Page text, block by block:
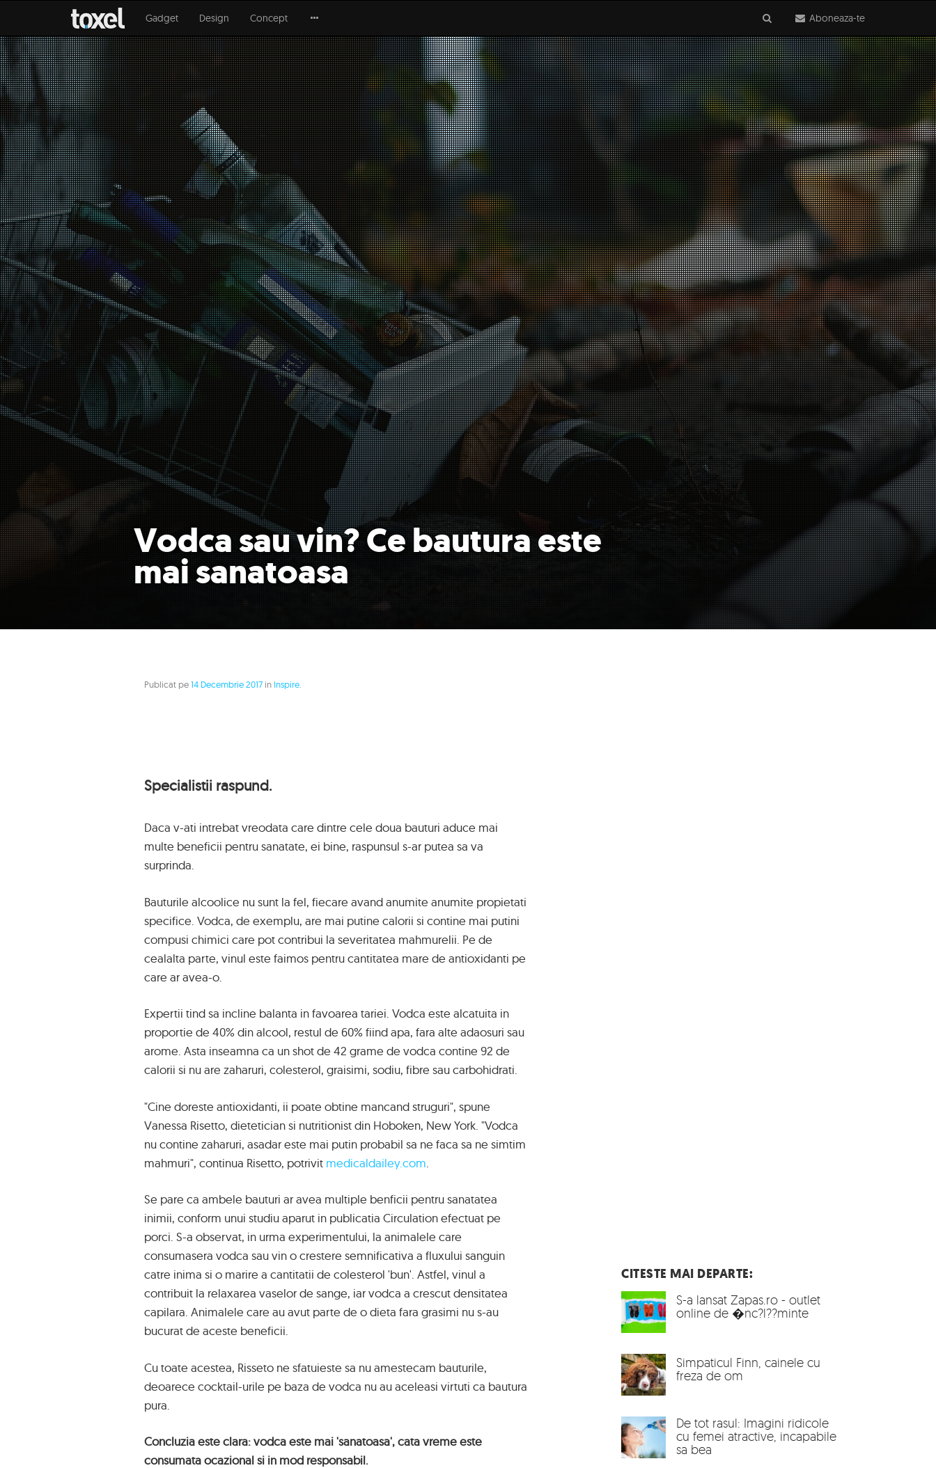
Aboneaza-te
Gadget Design Concept
Vodca sau vin? Ce bautura este
mai sanatoasa
Publicat pe14 Decembrie 2017 in Inspire
Specialistii raspund.
Daca v-ati intrebat vreodata care dintre cele doua bauturi aduce mai
multe beneficii pentru sanatate, ei bine, raspunsul s-ar putea sa va
surprinda.
Bauturile alcoolice nu sunt la fel, fiecare avand anumite anumite propietati
specifice. Vodca, de exemplu, are mai putine calorii si contine mai putini
compusi chimici care pot contribui la severitatea mahmurelii. Pe de
cealalta parte, vinul este faimos pentru cantitatea mare de antioxidanti pe
care ar avea-o.
Expertii tind sa incline balanta in favoarea tariei. Vodca este alcatuita in
proportie de 40% din alcool, restul de 60% fiind apa, fara alte adaosuri sau
arome. Asta inseamna ca un shot de 42 grame de vodca contine 92 de
calorii si nu are zaharuri, colesterol, graisimi, sodiu, fibre sau carbohidrati.
"Cine doreste antioxidanti, ii poate obtine mancand struguri", spune
Vanessa Risetto, dietetician si nutritionist din Hoboken, New York. "Vodca
nu contine zaharuri, asadar este mai putin probabil sa ne faca sa ne simtim
mahmuri", continua Risetto, potrivit medicaldailey.com
Se pare ca ambele bauturi ar avea multiple benficii pentru sanatatea
inimii, conform unui studiu aparut in publicatia Circulation efectuat pe
porci. S-a observat, in urma experimentului, la animalele care
consumasera vodca sau vin o crestere semnificativa a fluxului sanguin
catre inima si o marire a cantitatii de colesterol 'bun'. Astfel, vinul a
contribuit la relaxarea vaselor de sange, iar vodca a crescut densitatea
capilara. Animalele care au avut parte de o dieta fara grasimi nu s-au
bucurat de aceste beneficii.
Cu toate acestea, Risseto ne sfatuieste sa nu amestecam bauturile,
deoarece cocktail-urile pe baza de vodca nu au aceleasi virtuti ca bautura
pura.
Concluzia este clara: vodca este mai 'sanatoasa', cata vreme este
consumata ocazional si in mod responsabil.
CITESTE MAI DEPARTE:
S-a lansat Zapas.ro - outlet
online de �nc?l??minte
Simpaticul Finn, cainele cu
freza de om
De tot rasul: Imagini ridicole
cu femei atractive, incapabile
sa bea